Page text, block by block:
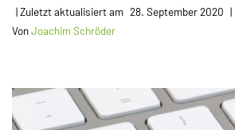
28. September 2020
VonJoachim Schröder